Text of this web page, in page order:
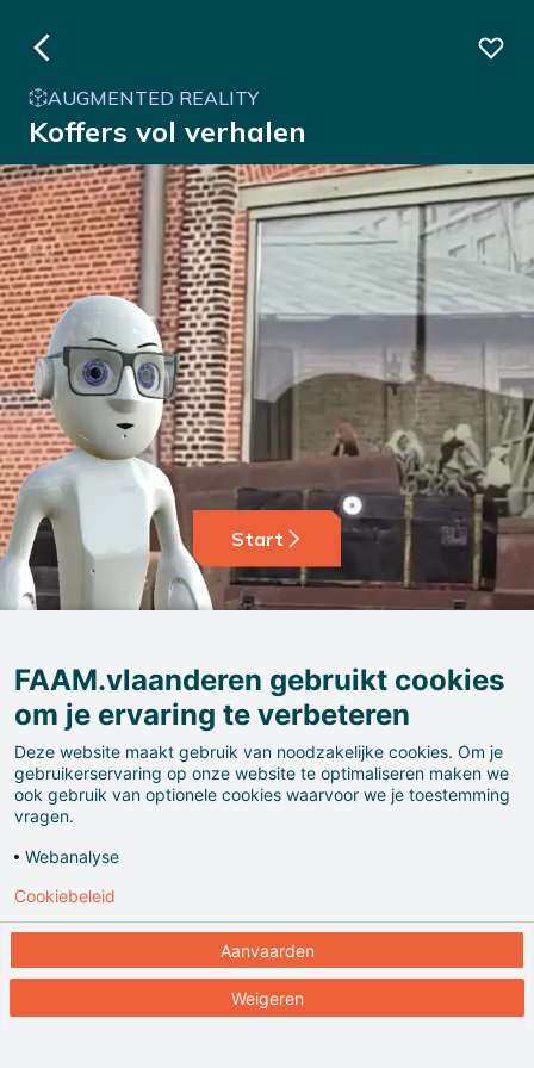
AUGMENTED REALITY
Koffers vol verhalen
Start
Ga tot bij het Red Star Line museum op de Rijnkaai in
Antwerpen. Ontdek er in een stapel koffers de
FAAM.vlaanderen gebruikt cookies
om je ervaring te verbeteren
Deze website maakt gebruik van noodzakelijke cookies. Om je
gebruikerservaring op onze website te optimaliseren maken we
ook gebruik van optionele cookies waarvoor we je toestemming
vragen.
Webanalyse
Aanvaarden
Weigeren
Cookiebeleid